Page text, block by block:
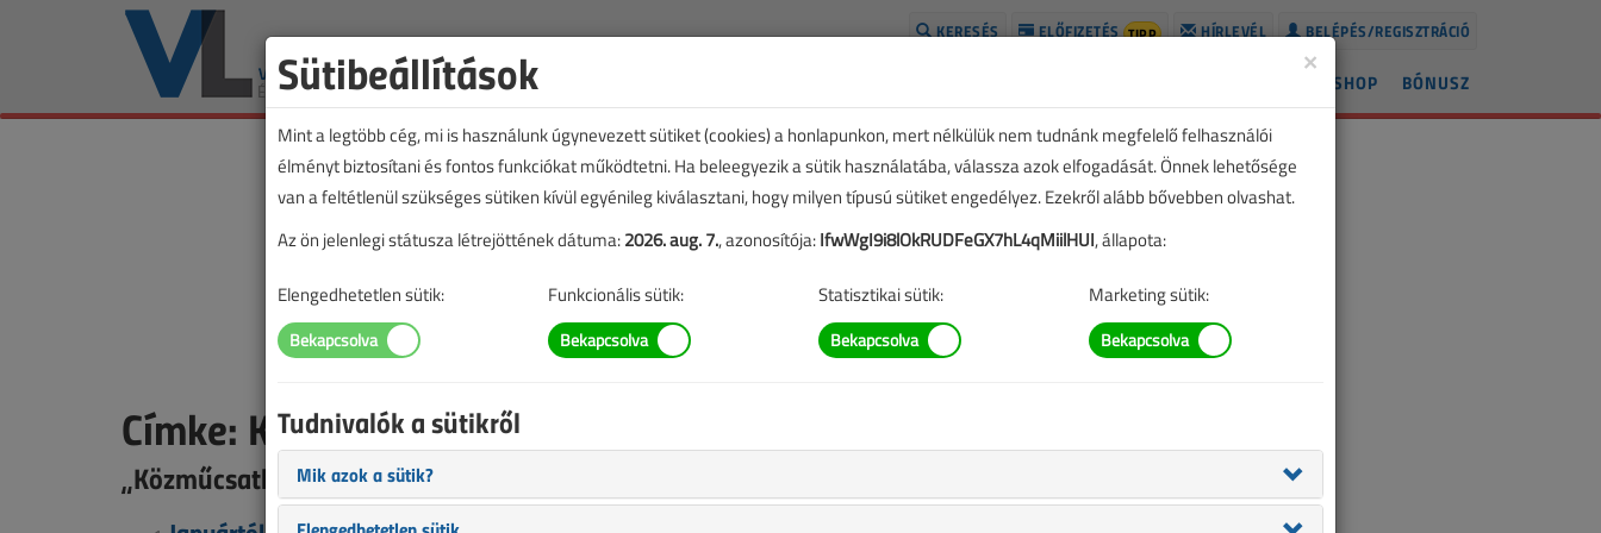
BELÉPÉS/REGISZTRÁCIÓ
HÍRLEVÉL
ELŐFIZETÉS TIPP
KERESÉS
BÓNUSZ
SHOP
Címke: Közműcsatlakozás
„Közműcsatlakozás” címkével jelölt tartalmak
×
Sütibeállítások
Mint a legtöbb cég, mi is használunk úgynevezett sütiket (cookies) a honlapunkon, mert nélkülük nem tudnánk megfelelő felhasználói
élményt biztosítani és fontos funkciókat működtetni. Ha beleegyezik a sütik használatába, válassza azok elfogadását. Önnek lehetősége
van a feltétlenül szükséges sütiken kívül egyénileg kiválasztani, hogy milyen típusú sütiket engedélyez. Ezekről alább bővebben olvashat.
Az ön jelenlegi státusza létrejöttének dátuma:2026. aug. 7., azonosítója:IfwWgI9i8lOkRUDFeGX7hL4qMiilHUI, állapota:
Elengedhetetlen sütik: Funkcionális sütik: Statisztikai sütik: Marketing sütik:
Tudnivalók a sütikről
Mik azok a sütik?